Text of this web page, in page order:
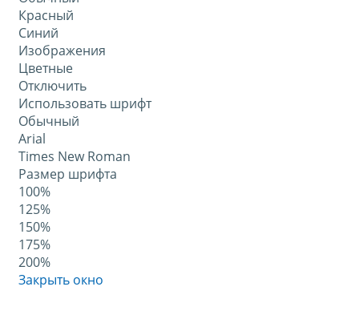
Красный
Синий
Изображения
Цветные
Отключить
Использовать шрифт
Обычный
Arial
Times New Roman
Размер шрифта
100%
125%
150%
175%
200%
Закрыть окно